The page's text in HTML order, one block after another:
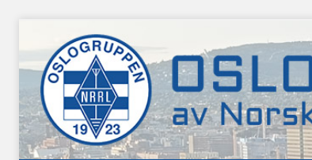
to
content